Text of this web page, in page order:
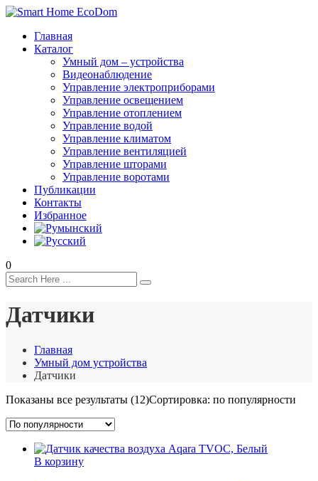
Главная
Каталог
Умный дом – устройства
Видеонаблюдение
Управление электроприборами
Управление освещением
Управление отоплением
Управление водой
Управление климатом
Управление вентиляцией
Управление шторами
Управление воротами
Публикации
Контакты
Избранное
0
Датчики
Главная
Умный дом устройства
Датчики
Показаны все результаты (12)Сортировка: по популярности
В корзину